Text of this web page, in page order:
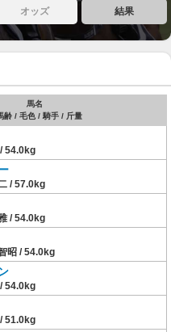
オッズ 結果
馬名
齢 / 毛色 / 騎手 / 斤量
54.0kg
/ 57.0kg
/ 54.0kg
昭 / 54.0kg
54.0kg
51.0kg